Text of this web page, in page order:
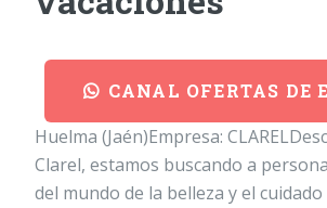
CANAL OFERTAS DE
Huelma (Jaén)Empresa:
Clarel, estamos buscando a
del mundo de la belleza y el